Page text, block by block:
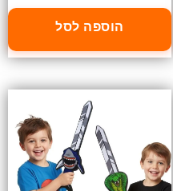
הוספה לסל